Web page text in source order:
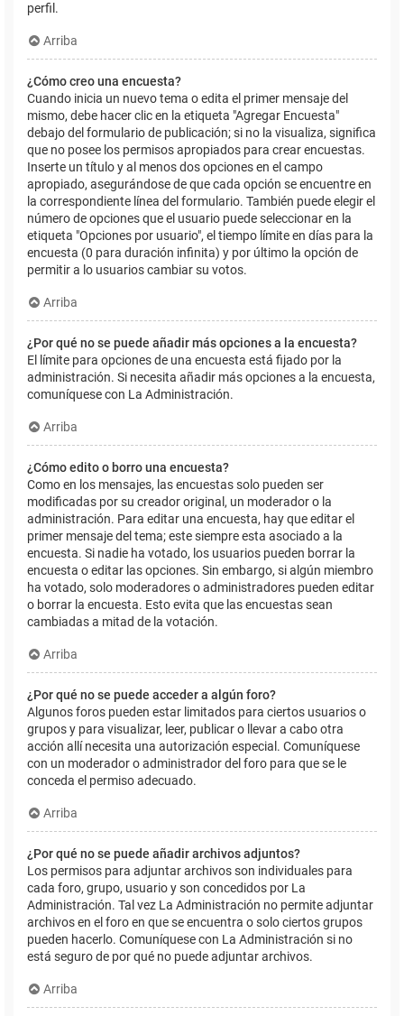
perfil.
Arriba
¿Cómo creo una encuesta?
Cuando inicia un nuevo tema o edita el primer mensaje del
mismo, debe hacer clic en la etiqueta "Agregar Encuesta"
debajo del formulario de publicación; si no la visualiza, significa
que no posee los permisos apropiados para crear encuestas.
Inserte un título y al menos dos opciones en el campo
apropiado, asegurándose de que cada opción se encuentre en
la correspondiente línea del formulario. También puede elegir el
número de opciones que el usuario puede seleccionar en la
etiqueta "Opciones por usuario", el tiempo límite en días para la
encuesta (0 para duración infinita) y por último la opción de
permitir a lo usuarios cambiar su votos.
Arriba
¿Por qué no se puede añadir más opciones a la encuesta?
El límite para opciones de una encuesta está fijado por la
administración. Si necesita añadir más opciones a la encuesta,
comuníquese con La Administración.
Arriba
¿Cómo edito o borro una encuesta?
Como en los mensajes, las encuestas solo pueden ser
modificadas por su creador original, un moderador o la
administración. Para editar una encuesta, hay que editar el
primer mensaje del tema; este siempre esta asociado a la
encuesta. Si nadie ha votado, los usuarios pueden borrar la
encuesta o editar las opciones. Sin embargo, si algún miembro
ha votado, solo moderadores o administradores pueden editar
o borrar la encuesta. Esto evita que las encuestas sean
cambiadas a mitad de la votación.
Arriba
¿Por qué no se puede acceder a algún foro?
Algunos foros pueden estar limitados para ciertos usuarios o
grupos y para visualizar, leer, publicar o llevar a cabo otra
acción allí necesita una autorización especial. Comuníquese
con un moderador o administrador del foro para que se le
conceda el permiso adecuado.
Arriba
¿Por qué no se puede añadir archivos adjuntos?
Los permisos para adjuntar archivos son individuales para
cada foro, grupo, usuario y son concedidos por La
Administración. Tal vez La Administración no permite adjuntar
archivos en el foro en que se encuentra o solo ciertos grupos
pueden hacerlo. Comuníquese con La Administración si no
está seguro de por qué no puede adjuntar archivos.
Arriba